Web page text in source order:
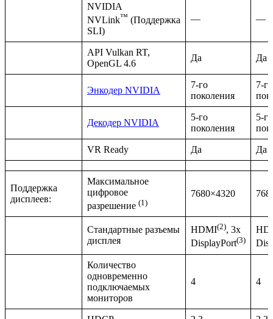
NVIDIA
NVLink™ (Поддержка
SLI)
— —
API Vulkan RT,
OpenGL 4.6
Да Да
Энкодер NVIDIA
7-го
поколения
7-го
Декодер NVIDIA
5-го
поколения
5-го
VR Ready Да Да
Поддержка
дисплеев:
Максимальное
цифровое
разрешение (1)
7680×4320
Стандартные разъемы
дисплея
HDMI(2), 3x
DisplayPort(3)
Количество
одновременно
подключаемых
мониторов
4 4